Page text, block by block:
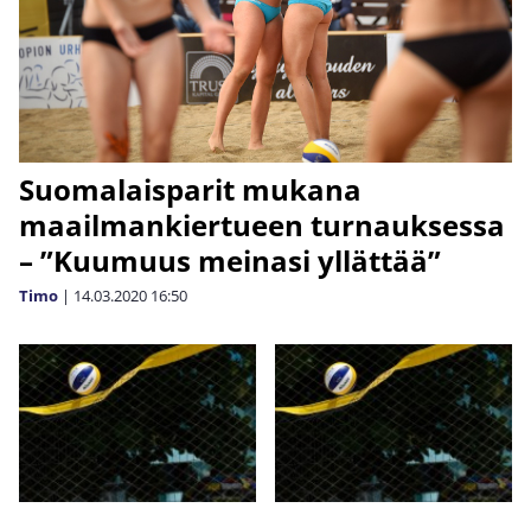
Suomalaisparit mukana
maailmankiertueen turnauksessa
– ”Kuumuus meinasi yllättää”
Timo | 14.03.2020 16:50